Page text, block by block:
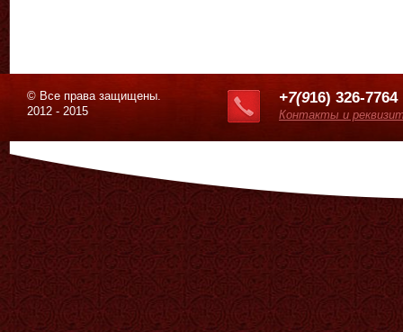
© Все права защищены.
2012 - 2015
+7(916) 326-7764
Контакты и